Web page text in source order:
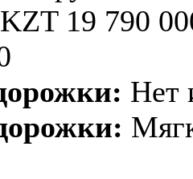
KZT 19 790
Нет